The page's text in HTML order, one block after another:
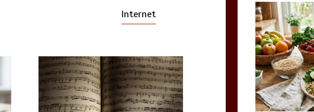
Internet